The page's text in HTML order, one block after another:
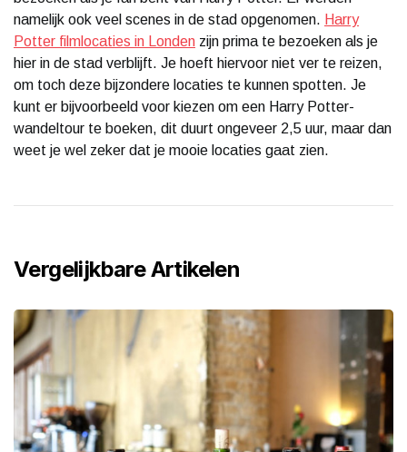
namelijk ook veel scenes in de stad opgenomen. Harry
Potter filmlocaties in Londen zijn prima te bezoeken als je
hier in de stad verblijft. Je hoeft hiervoor niet ver te reizen,
om toch deze bijzondere locaties te kunnen spotten. Je
kunt er bijvoorbeeld voor kiezen om een Harry Potter-
wandeltour te boeken, dit duurt ongeveer 2,5 uur, maar dan
weet je wel zeker dat je mooie locaties gaat zien.
Vergelijkbare Artikelen